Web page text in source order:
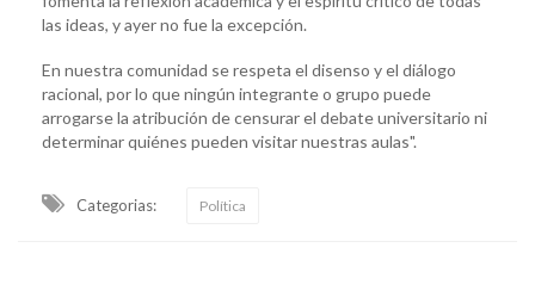
las ideas, y ayer no fue la excepción.
En nuestra comunidad se respeta el disenso y el diálogo
racional, por lo que ningún integrante o grupo puede
arrogarse la atribución de censurar el debate universitario ni
determinar quiénes pueden visitar nuestras aulas".
Categorias: Política